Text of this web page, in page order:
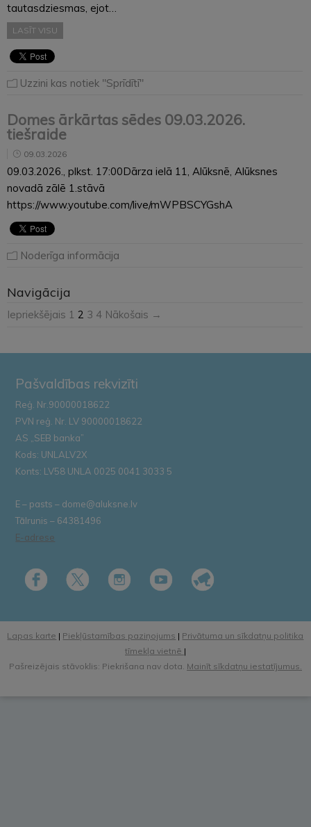
tautasdziesmas, ejot…
LASĪT VISU
Uzzini kas notiek "Sprīdītī"
Domes ārkārtas sēdes 09.03.2026.
tiešraide
09.03.2026
09.03.2026., plkst. 17:00Dārza ielā 11, Alūksnē, Alūksnes
novadā zālē 1.stāvā
https://www.youtube.com/live/mWPBSCYGshA
Noderīga informācija
Navigācija
Iepriekšējais 1 2 3 4 Nākošais →
Pašvaldības rekvizīti
Reģ. Nr.90000018622
PVN reģ. Nr. LV 90000018622
AS „SEB banka”
Kods: UNLALV2X
Konts: LV58 UNLA 0025 0041 3033 5
E – pasts – dome@aluksne.lv
Tālrunis – 64381496
E-adrese
Lapas karte | Piekļūstamības paziņojums | Privātuma un sīkdatņu politika
tīmekļa vietnē |
Pašreizējais stāvoklis: Piekrišana nav dota. Mainīt sīkdatņu iestatījumus.